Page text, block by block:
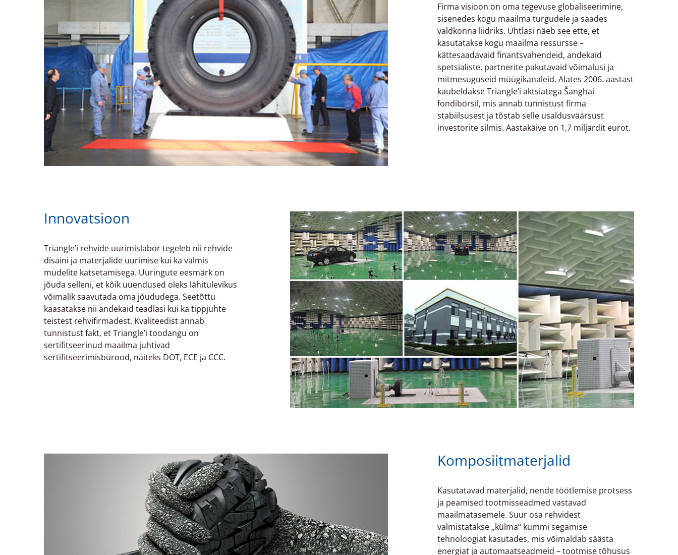
Firma visioon on oma tegevuse globaliseerimine,
sisenedes kogu maailma turgudele ja saades
valdkonna liidriks. Ühtlasi näeb see ette, et
kasutatakse kogu maailma ressursse –
kättesaadavaid finantsvahendeid, andekaid
spetsialiste, partnerite pakutavaid võimalusi ja
mitmesuguseid müügikanaleid. Alates 2006. aastast
kaubeldakse Triangle’i aktsiatega Šanghai
fondibörsil, mis annab tunnistust firma
stabiilsusest ja tõstab selle usaldusväärsust
investorite silmis. Aastakäive on 1,7 miljardit eurot.
Innovatsioon
Triangle’i rehvide uurimislabor tegeleb nii rehvide
disaini ja materjalide uurimise kui ka valmis
mudelite katsetamisega. Uuringute eesmärk on
jõuda selleni, et kõik uuendused oleks lähitulevikus
võimalik saavutada oma jõududega. Seetõttu
kaasatakse nii andekaid teadlasi kui ka tippjuhte
teistest rehvifirmadest. Kvaliteedist annab
tunnistust fakt, et Triangle’i toodangu on
sertifitseerinud maailma juhtivad
sertifitseerimisbürood, näiteks DOT, ECE ja CCC.
Komposiitmaterjalid
Kasutatavad materjalid, nende töötlemise protsess
ja peamised tootmisseadmed vastavad
maailmatasemele. Suur osa rehvidest
valmistatakse „külma“ kummi segamise
tehnoloogiat kasutades, mis võimaldab säästa
energiat ja automaatseadmeid – tootmise tõhusus